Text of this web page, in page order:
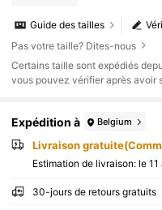
Guide des tailles
Pas votre taille? Dites-nous
​Certains taille sont expédiés
vous pouvez vérifier après avoir
Expédition à Belgium
Livraison
Estimation de livraison: le
30-jours de retours gratuits